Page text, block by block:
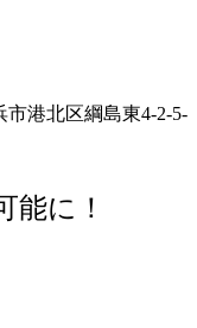
市港北区綱島東4-2-5-
能に！